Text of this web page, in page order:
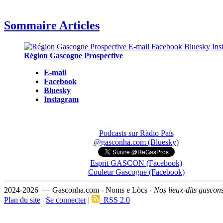
Sommaire Articles
Région Gascogne Prospective
E-mail
Facebook
Bluesky
Instagram
Podcasts sur Ràdio País
@gasconha.com (Bluesky)
Esprit GASCON (Facebook)
Couleur Gascogne (Facebook)
2024-2026 — Gasconha.com - Noms e Lòcs - Nos lieux-dits
Plan du site | Se connecter| RSS 2.0